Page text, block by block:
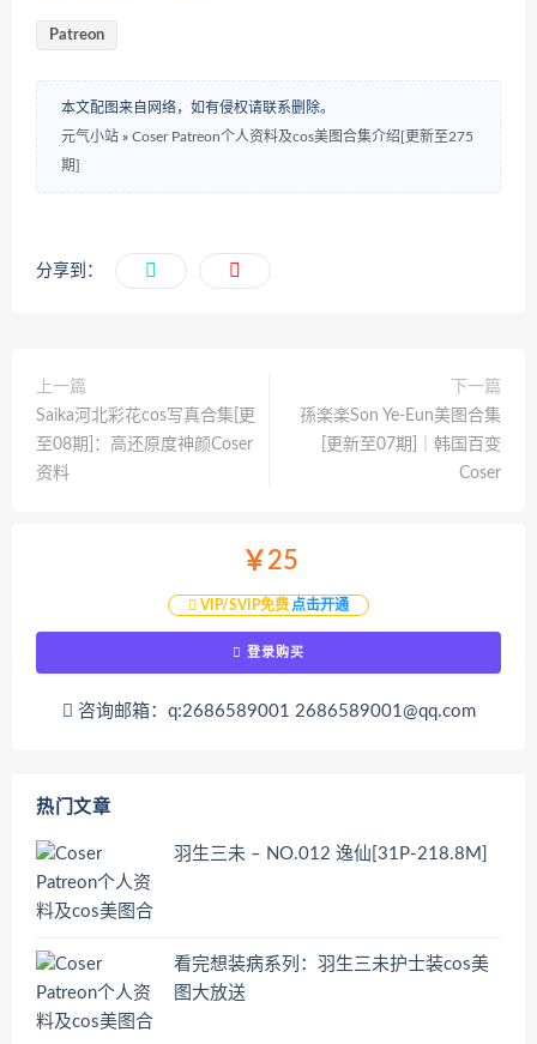
Patreon
本文配图来自网络，如有侵权请联系删除。
元气小站 » Coser Patreon个人资料及cos美图合集介绍[更新至275
期]
分享到：
上一篇
Saika河北彩花cos写真合集[更
至08期]：高还原度神颜Coser
资料
下一篇
孫楽楽Son Ye-Eun美图合集
[更新至07期]｜韩国百变
Coser
￥25
VIP/SVIP免费 点击开通
登录购买
咨询邮箱：q:2686589001 2686589001@qq.com
热门文章
羽生三未 – NO.012 逸仙[31P-218.8M]
看完想装病系列：羽生三未护士装cos美
图大放送